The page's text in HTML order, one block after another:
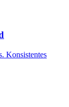
Konsistentes